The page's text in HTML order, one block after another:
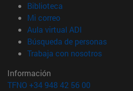
Biblioteca
Mi correo(abre en nueva
Aula virtual ADI
Búsqueda de personas(abre
Trabaja con nosotros(abre en
Información
TFNO +34 948 42 56 00